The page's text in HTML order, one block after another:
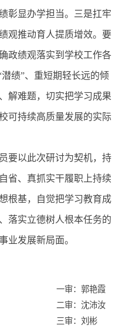
彰显办学担当。三是扛牢
观推动育人提质增效。要
政绩观落实到学校工作各
绩”、重短期轻长远的倾
解难题，切实把学习成果
可持续高质量发展的实际
要以此次研讨为契机，持
省、真抓实干履职上持续
根基，自觉把学习教育成
落实立德树人根本任务的
业发展新局面。
一审：郭艳霞
二审：沈沛汝
三审：刘彬